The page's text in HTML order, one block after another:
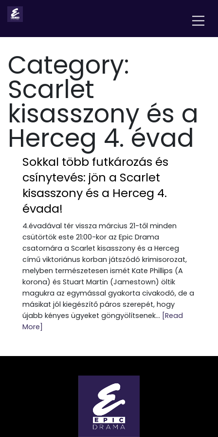
Category:
Scarlet
kisasszony és a
Herceg 4. évad
Sokkal több futkározás és
csínytevés: jön a Scarlet
kisasszony és a Herceg 4.
évada!
4.évadával tér vissza március 21-től minden
csütörtök este 21:00-kor az Epic Drama
csatornára a Scarlet kisasszony és a Herceg
című viktoriánus korban játszódó krimisorozat,
melyben természetesen ismét Kate Phillips (A
korona) és Stuart Martin (Jamestown) öltik
magukra az egymással gyakorta civakodó, de a
másikat jól kiegészítő páros szerepét, hogy
újabb kényes ügyeket göngyölítsenek... [Read
More]